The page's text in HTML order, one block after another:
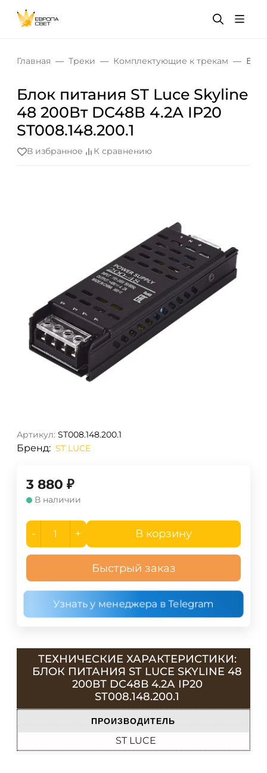
Главная Треки Комплектующие к трекам
Блок питания ST Luce Skyline
48 200Вт DC48В 4.2А IP20
ST008.148.200.1
В избранное К сравнению
Артикул: ST008.148.200.1
Бренд: ST LUCE
3 880 ₽
В наличии
- + В корзину
Быстрый заказ
Узнать у менеджера в Telegram
ТЕХНИЧЕСКИЕ ХАРАКТЕРИСТИКИ:
БЛОК ПИТАНИЯ ST LUCE SKYLINE 48
200ВТ DC48В 4.2А IP20
ST008.148.200.1
ПРОИЗВОДИТЕЛЬ
ST LUCE